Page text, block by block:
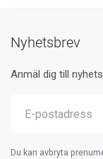
Nyhetsbrev
Anmäl dig till
Du kan avbryta